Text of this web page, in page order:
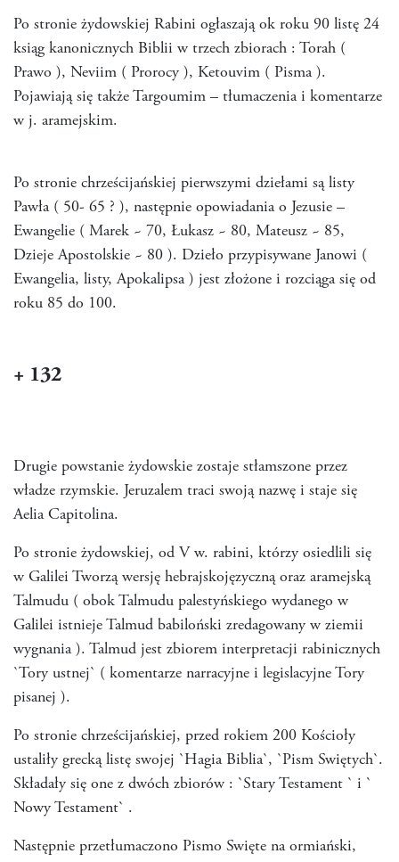
Po stronie żydowskiej Rabini ogłaszają ok roku 90 listę 24
ksiąg kanonicznych Biblii w trzech zbiorach : Torah (
Prawo ), Neviim ( Prorocy ), Ketouvim ( Pisma ).
Pojawiają się także Targoumim – tłumaczenia i komentarze
w j. aramejskim.
Po stronie chrześcijańskiej pierwszymi dziełami są listy
Pawła ( 50- 65 ? ), następnie opowiadania o Jezusie –
Ewangelie ( Marek ~ 70, Łukasz ~ 80, Mateusz ~ 85,
Dzieje Apostolskie ~ 80 ). Dzieło przypisywane Janowi (
Ewangelia, listy, Apokalipsa ) jest złożone i rozciąga się od
roku 85 do 100.
+ 132
Drugie powstanie żydowskie zostaje stłamszone przez
władze rzymskie. Jeruzalem traci swoją nazwę i staje się
Aelia Capitolina.
Po stronie żydowskiej, od V w. rabini, którzy osiedlili się
w Galilei Tworzą wersję hebrajskojęzyczną oraz aramejską
Talmudu ( obok Talmudu palestyńskiego wydanego w
Galilei istnieje Talmud babiloński zredagowany w ziemii
wygnania ). Talmud jest zbiorem interpretacji rabinicznych
`Tory ustnej` ( komentarze narracyjne i legislacyjne Tory
pisanej ).
Po stronie chrześcijańskiej, przed rokiem 200 Kościoły
ustaliły grecką listę swojej `Hagia Biblia`, `Pism Swiętych`.
Składały się one z dwóch zbiorów : `Stary Testament ` i `
Nowy Testament` .
Następnie przetłumaczono Pismo Swięte na ormiański,